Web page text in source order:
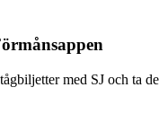
med SJ och ta